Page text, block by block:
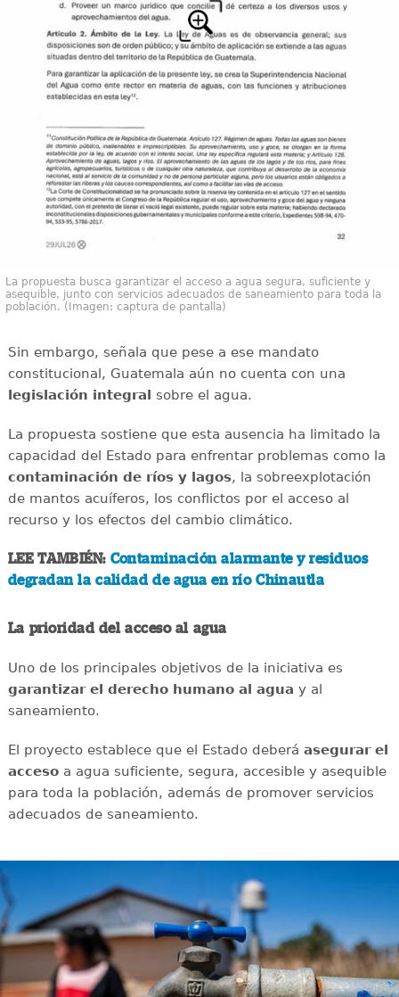
La propuesta busca garantizar el acceso a agua segura, suficiente y
asequible, junto con servicios adecuados de saneamiento para toda la
población. (Imagen: captura de pantalla)
Sin embargo, señala que pese a ese mandato
constitucional, Guatemala aún no cuenta con una
legislación integral sobre el agua.
La propuesta sostiene que esta ausencia ha limitado la
capacidad del Estado para enfrentar problemas como la
contaminación de ríos y lagos, la sobreexplotación
de mantos acuíferos, los conflictos por el acceso al
recurso y los efectos del cambio climático.
LEE TAMBIÉN: Contaminación alarmante y residuos
degradan la calidad de agua en río Chinautla
La prioridad del acceso al agua
Uno de los principales objetivos de la iniciativa es
garantizar el derecho humano al agua y al
saneamiento.
El proyecto establece que el Estado deberá asegurar el
accesoa agua suficiente, segura, accesible y asequible
para toda la población, además de promover servicios
adecuados de saneamiento.